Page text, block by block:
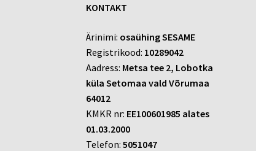
KONTAKT
Ärinimi: osaühing SESAME
Registrikood: 10289042
Aadress: Metsa tee 2, Lobotka
küla Setomaa vald Võrumaa
64012
KMKR nr: EE100601985 alates
01.03.2000
Telefon:5051047